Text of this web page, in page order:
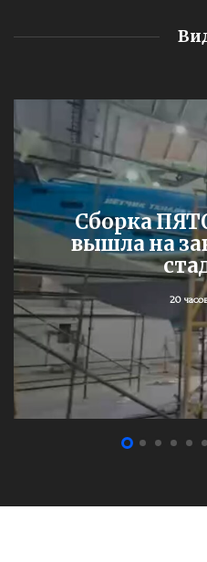
Сборка
вышла на
20